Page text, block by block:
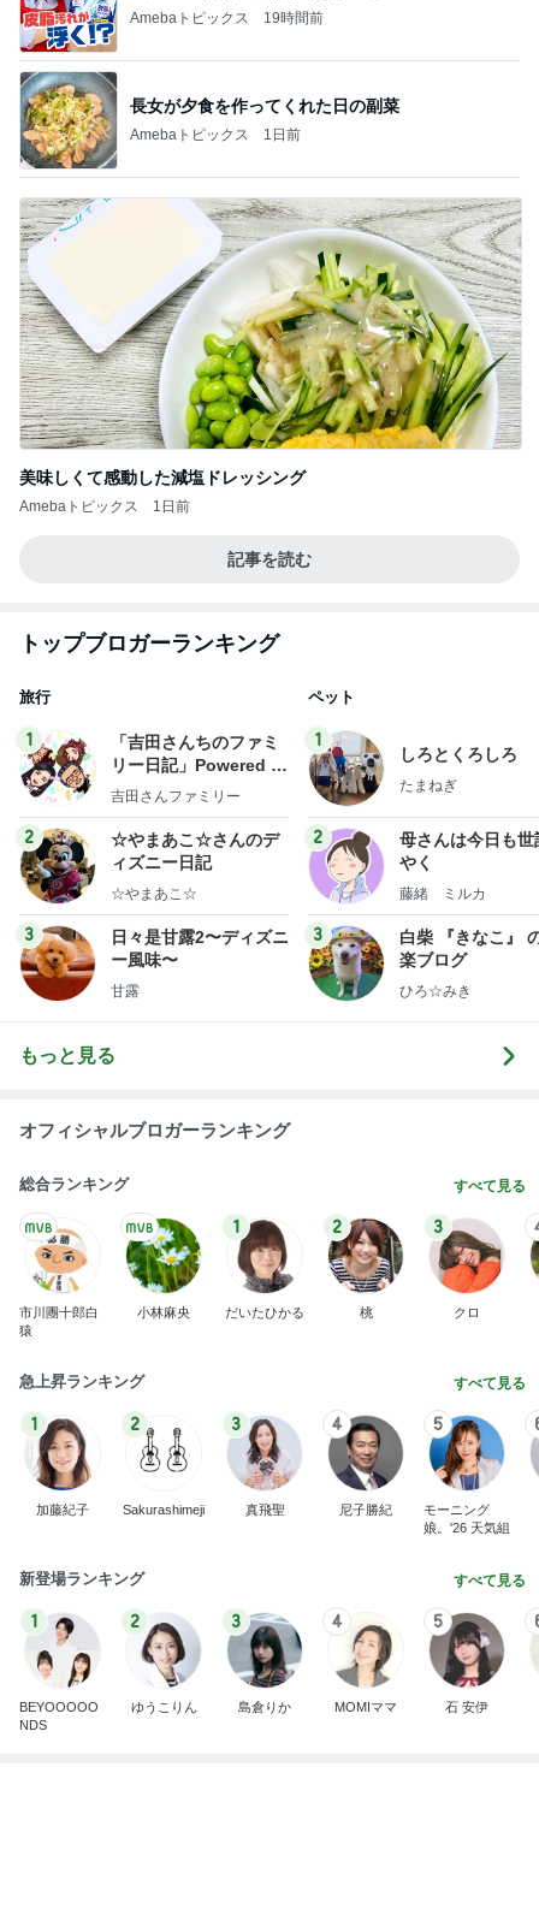
Amebaトピックス 19時間前
長女が夕食を作ってくれた日の副菜
Amebaトピックス 1日前
美味しくて感動した減塩ドレッシング
Amebaトピックス 1日前
記事を読む
トップブロガーランキング
旅行
1
「吉田さんちのファミ
リー日記」Powered b
y Ameba 吉田さんファ
ログ
吉田さんファミリー
2
☆やまあこ☆さんのデ
ィズニー日記
☆やまあこ☆
3
日々是甘露2〜ディズニ
ー風味〜
甘露
ペット
1
しろとくろしろ
たまねぎ
2
母さんは今日も世
やく
藤緒 ミルカ
3
白柴 『きなこ』
楽ブログ
ひろ☆みき
もっと見る
オフィシャルブロガーランキング
総合ランキング すべて見る
市川團十郎白
猿
小林麻央
1
だいたひかる
2
桃
3
クロ
急上昇ランキング すべて見る
1
加藤紀子
2
Sakurashimeji
3
真飛聖
4
尼子勝紀
5
モーニング
娘。'26 天気組
新登場ランキング すべて見る
1
BEYOOOOO
NDS
2
ゆうこりん
3
島倉りか
4
MOMIママ
5
石 安伊